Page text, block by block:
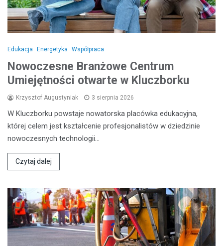
Edukacja Energetyka Współpraca
Nowoczesne Branżowe Centrum
Umiejętności otwarte w Kluczborku
Krzysztof Augustyniak 3 sierpnia 2026
W Kluczborku powstaje nowatorska placówka edukacyjna,
której celem jest kształcenie profesjonalistów w dziedzinie
nowoczesnych technologii…
Czytaj dalej